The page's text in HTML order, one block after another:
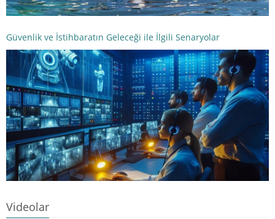
Güvenlik ve İstihbaratın Geleceği ile İlgili Senaryolar
Videolar